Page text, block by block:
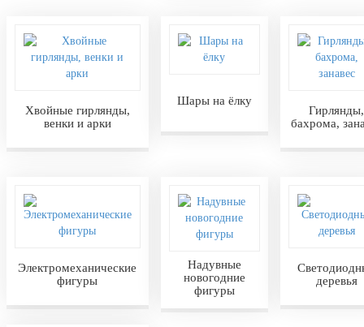
Хвойные гирлянды,
венки и арки
Шары на ёлку
Гирлянды,
бахрома,
Электромеханические
фигуры
Надувные
новогодние
фигуры
деревья